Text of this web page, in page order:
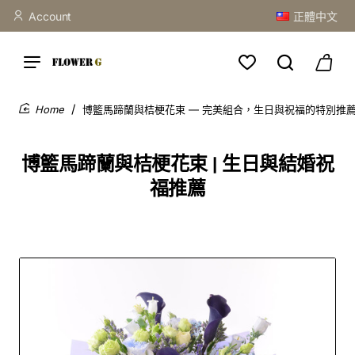
Account 正體中文
博籃馬蹄蘭與桔梗花束 | 生日與結婚祝
福推薦
博籃馬蹄蘭與桔梗花束 — 完美組合，生日與祝福的特別推